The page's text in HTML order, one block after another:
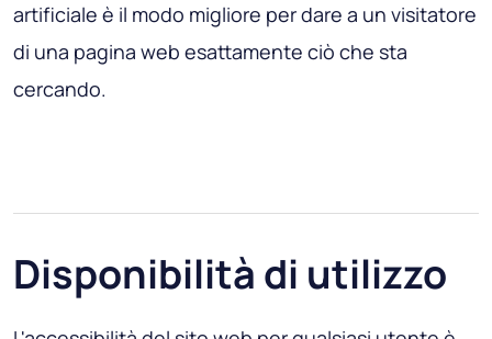
artificiale è il modo migliore per dare a un visitatore
di una pagina web esattamente ciò che sta
cercando.
Disponibilità di utilizzo